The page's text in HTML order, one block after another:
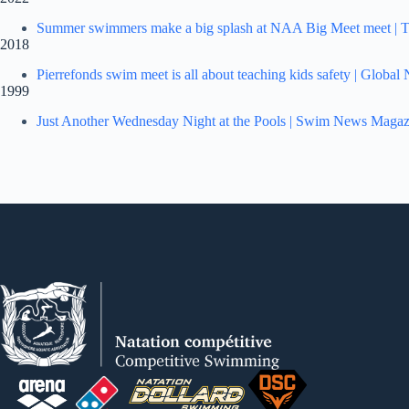
Summer swimmers make a big splash at NAA Big Meet meet |
2018
Pierrefonds swim meet is all about teaching kids safety | Global
1999
Just Another Wednesday Night at the Pools | Swim News